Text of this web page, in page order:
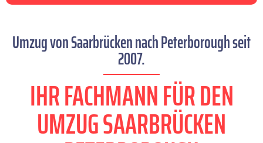
Umzug von Saarbrücken nach Peterborough seit
2007.
IHR FACHMANN FÜR DEN
UMZUG SAARBRÜCKEN